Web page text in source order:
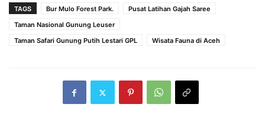
TAGS Bur Mulo Forest Park.
Pusat Latihan Gajah Saree
Taman Nasional Gunung Leuser
Taman Safari Gunung Putih Lestari GPL
Wisata Fauna di Aceh